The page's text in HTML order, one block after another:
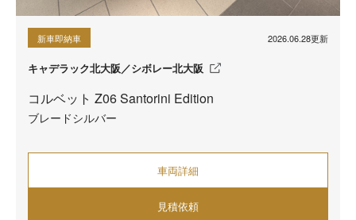
新車即納車 2026.06.28更新
キャデラック北大阪／シボレー北大阪
コルベット Z06 Santorini Edition
ブレードシルバー
車両詳細
見積依頼